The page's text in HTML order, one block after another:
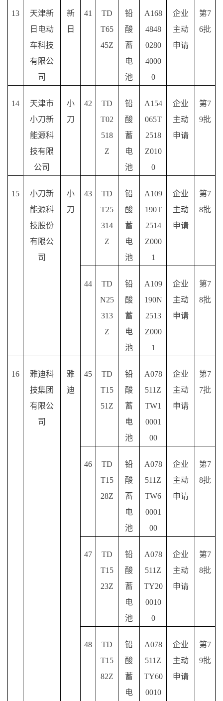
13
天津新
日电动
车科技
有限公
司
新
日
41
TD
T65
45Z
铅
酸
蓄
电
池
A168
4848
0280
4000
0
企业
主动
申请
第7
6批
14
天津市
小刀新
能源科
技有限
公司
小
刀
42
TD
T02
518
Z
铅
酸
蓄
电
池
A154
065T
2518
Z010
0
企业
主动
申请
第7
9批
15
小刀新
能源科
技股份
有限公
司
小
刀
43
TD
T25
314
Z
铅
酸
蓄
电
池
A109
190T
2514
Z000
1
企业
主动
申请
第7
8批
44
TD
N25
313
Z
铅
酸
蓄
电
池
A109
190N
2513
Z000
1
企业
主动
申请
第7
8批
16
雅迪科
技集团
有限公
司
雅
迪
45
TD
T15
51Z
铅
酸
蓄
电
池
A078
511Z
TW1
0001
00
企业
主动
申请
第7
7批
46
TD
T15
28Z
铅
酸
蓄
电
池
A078
511Z
TW6
0001
00
企业
主动
申请
第7
8批
47
TD
T15
23Z
铅
酸
蓄
电
池
A078
511Z
TY20
0010
0
企业
主动
申请
第7
8批
48
TD
T15
82Z
铅
酸
蓄
电
A078
511Z
TY60
0010
企业
主动
申请
第7
9批